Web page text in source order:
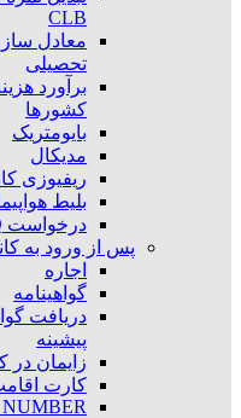
CLB
معادل
تحصیلی
برآورد
کشورها
بایومتریک
مدیکال
ریفیوزی
بلیط
درخواست CAQ
پس از ورود به
اجاره
گواهینامه
دریافت
پیشینه
زایمان در
کارت